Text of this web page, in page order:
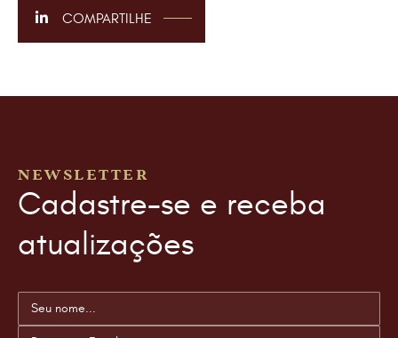
COMPARTILHE
NEWSLETTER
Cadastre-se e receba
atualizações